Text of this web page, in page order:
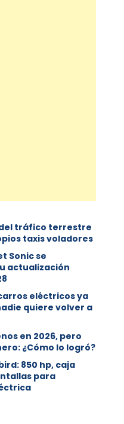
tráfico terrestre
taxis voladores
Sonic se
actualización
eléctricos ya
quiere volver a
en 2026, pero
¿Cómo lo logró?
850 hp, caja
para